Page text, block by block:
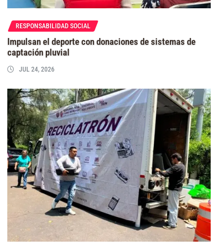
RESPONSABILIDAD SOCIAL
Impulsan el deporte con donaciones de sistemas de
captación pluvial
JUL 24, 2026